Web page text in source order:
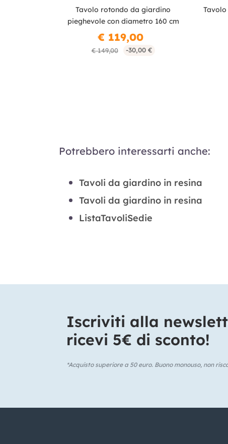
Tavolo rotondo da giardino
pieghevole con diametro 160 cm
€ 149,00 -30,00 €
€ 119,00
Potrebbero interessarti anche:
Tavoli da giardino in resina
Tavoli da giardino in resina
ListaTavoliSedie
Iscriviti alla
ricevi 5€ di sconto!​
*Acquisto superiore a 50 euro. Buono monouso, non